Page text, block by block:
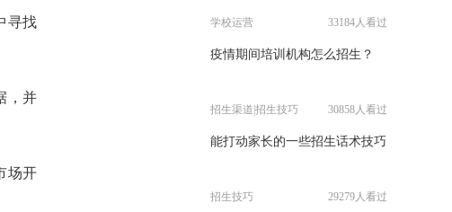
寻找
，并
场开
学校运营 33184人看过
疫情期间培训机构怎么招生？
招生渠道|招生技巧 30858人看过
能打动家长的一些招生话术技巧
招生技巧 29279人看过